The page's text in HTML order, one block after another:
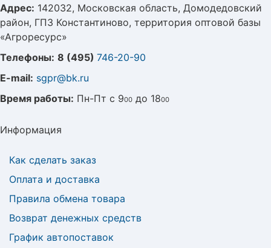
Адрес: 142032, Московская область, Домодедовский
район, ГПЗ Константиново, территория оптовой базы
«Агроресурс»
Телефоны: 8 (495) 746-20-90
E-mail: sgpr@bk.ru
Время работы: Пн-Пт с 900 до 1800
Информация
Как сделать заказ
Оплата и доставка
Правила обмена товара
Возврат денежных средств
График автопоставок